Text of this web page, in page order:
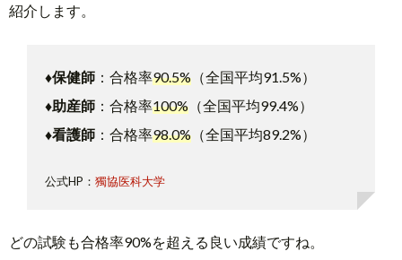
紹介します。
♦︎保健師 ：合格率90.5% （全国平均91.5%）
♦︎助産師 ：合格率100% （全国平均99.4%）
♦︎看護師 ：合格率98.0% （全国平均89.2%）
公式HP： 獨協医科大学
どの試験も合格率90%を超える良い成績ですね。